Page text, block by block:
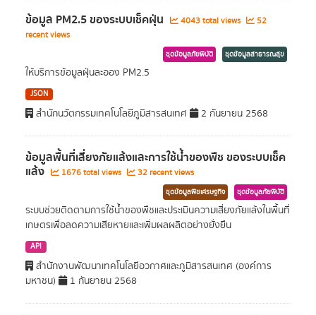
ข้อมูล PM2.5 ของระบบเช็คฝุ่น 4043 total views
52
recent views
ชุดข้อมูลภัยพิบัติ ชุดข้อมูลสาธารณสุข
ให้บริการข้อมูลฝุ่นละออง PM2.5
JSON
สำนักนวัตกรรมเทคโนโลยีภูมิสารสนเทศ 2 กันยายน 2568
ข้อมูลพื้นที่เสี่ยงภัยแล้งและการใช้นํ้าของพืช ของระบบเช็ค
แล้ง 1676 total views 32 recent views
ชุดข้อมูลพืชเศรษฐกิจ ชุดข้อมูลภัยพิบัติ
ระบบช่วยติดตามการใช้น้ำของพืชและประเมินความเสี่ยงภัยแล้งในพื้นที่
เกษตรเพื่อลดความเสียหายและเพิ่มผลผลิตอย่างยั่งยืน
API
สำนักงานพัฒนาเทคโนโลยีอวกาศและภูมิสารสนเทศ (องค์การ
มหาชน)
1 กันยายน 2568